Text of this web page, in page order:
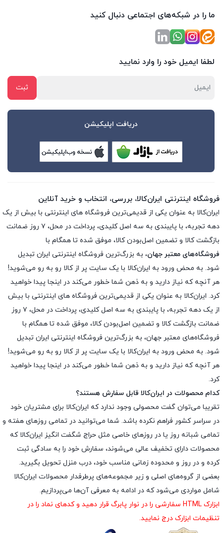
ما را در شبکه‌های اجتماعی دنبال کنید
لطفا ایمیل خود را وارد نمایید
دریافت اپلیکیشن
فروشگاه اینترنتی ایران‌کالا، بررسی، انتخاب و خرید آنلاین
ایران‌کالا به عنوان یکی از قدیمی‌ترین فروشگاه های اینترنتی با بیش از یک
دهه تجربه، با پایبندی به سه اصل کلیدی، پرداخت در محل، ۷ روز ضمانت
بازگشت کالا و تضمین اصل‌بودن کالا، موفق شده تا همگام با
فروشگاه‌های معتبر جهان، به بزرگ‌ترین فروشگاه اینترنتی ایران تبدیل
شود. به محض ورود به ایران‌کالا با یک سایت پر از کالا رو به رو می‌شوید!
هر آنچه که نیاز دارید و به ذهن شما خطور می‌کند در اینجا پیدا خواهید
کرد. ایران‌کالا به عنوان یکی از قدیمی‌ترین فروشگاه های اینترنتی با بیش
از یک دهه تجربه، با پایبندی به سه اصل کلیدی، پرداخت در محل، ۷ روز
ضمانت بازگشت کالا و تضمین اصل‌بودن کالا، موفق شده تا همگام با
فروشگاه‌های معتبر جهان، به بزرگ‌ترین فروشگاه اینترنتی ایران تبدیل
شود. به محض ورود به ایران‌کالا با یک سایت پر از کالا رو به رو می‌شوید!
هر آنچه که نیاز دارید و به ذهن شما خطور می‌کند در اینجا پیدا خواهید
کرد.
کدام محصولات در ایران‌کالا قابل سفارش هستند؟
تقریبا می‌توان گفت محصولی وجود ندارد که ایران‌کالا برای مشتریان خود
در سراسر کشور فراهم نکرده باشد. شما می‌توانید در تمامی روزهای هفته و
تمامی شبانه روز یا در روزهای خاصی مثل حراج شگفت انگیز ایران‌کالا که
محصولات دارای تخفیف عالی می‌شوند، سفارش خود را به سادگی ثبت
کرده و در روز و محدوده زمانی مناسب خود، درب منزل تحویل بگیرید.
بعضی از گروه‌های اصلی و زیر مجموعه‌های پرطرفدار محصولات ایران‌کالا
شامل مواردی می‌شود که در ادامه به معرفی آن‌ها می‌پردازیم.
ابزارک HTML سفارشی را در نوار پابرگ قرار دهید و کدهای نماد را در
تنظیمات ابزارک درج نمایید.